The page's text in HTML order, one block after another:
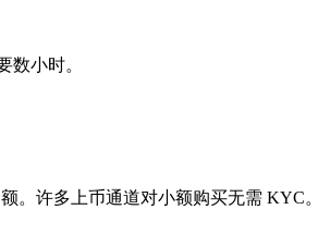
数小时。
许多上币通道对小额购买无需 KYC